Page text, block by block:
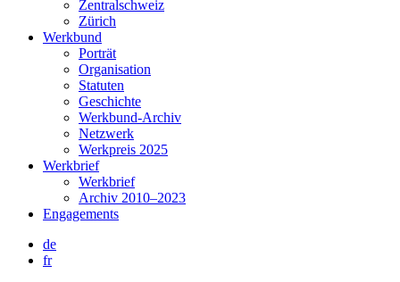
Zentralschweiz
Zürich
Werkbund
Porträt
Organisation
Statuten
Geschichte
Werkbund-Archiv
Netzwerk
Werkpreis 2025
Werkbrief
Werkbrief
Archiv 2010–2023
Engagements
de
fr